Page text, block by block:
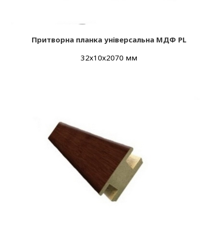
Притворна планка універсальна МДФ PL
32х10х2070 мм